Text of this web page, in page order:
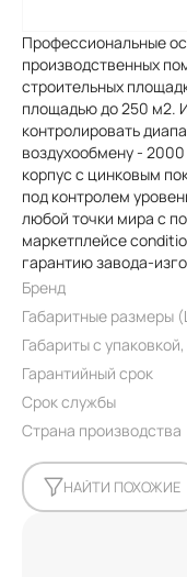
Профессиональные
производственных
строительных
площадью до 250 м2.
контролировать
воздухообмену -
корпус с цинковым
под контролем
любой точки мира с
маркетплейсе
гарантию завода-
Бренд
Габаритные размеры
Габариты с
Гарантийный срок
Срок службы
Страна производства
НАЙТИ ПОХОЖИЕ